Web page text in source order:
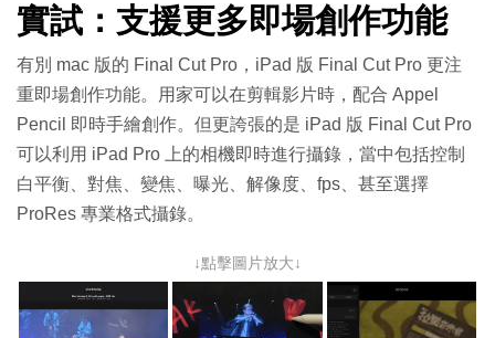
實試：支援更多即場創作功能
有別 mac 版的 Final Cut Pro，iPad 版 Final Cut Pro 更注
重即場創作功能。用家可以在剪輯影片時，配合 Appel
Pencil 即時手繪創作。但更誇張的是 iPad 版 Final Cut Pro
可以利用 iPad Pro 上的相機即時進行攝錄，當中包括控制
⽩平衡、對焦、變焦、曝光、解像度、fps、甚至選擇
ProRes 專業格式攝錄。
↓點擊圖片放大↓